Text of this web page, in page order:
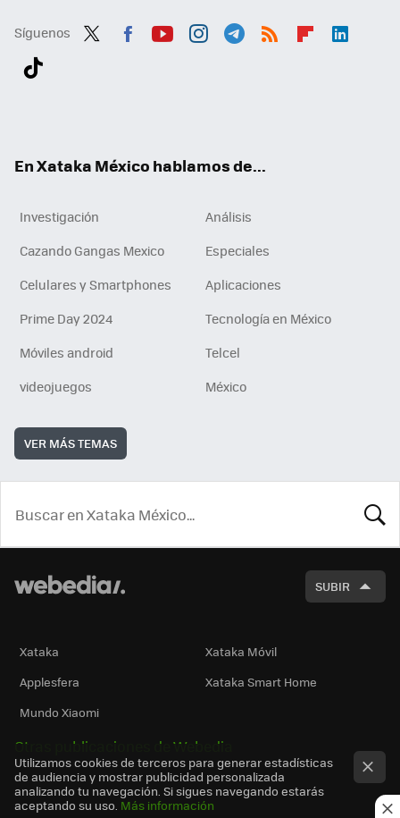
Síguenos
En Xataka México hablamos de...
Investigación
Análisis
Cazando Gangas Mexico
Especiales
Celulares y Smartphones
Aplicaciones
Prime Day 2024
Tecnología en México
Móviles android
Telcel
videojuegos
México
VER MÁS TEMAS
SUBIR
Xataka
Xataka Móvil
Applesfera
Xataka Smart Home
Mundo Xiaomi
Otras publicaciones de Webedia
Utilizamos cookies de terceros para generar estadísticas
de audiencia y mostrar publicidad personalizada
analizando tu navegación. Si sigues navegando estarás
aceptando su uso. Más información